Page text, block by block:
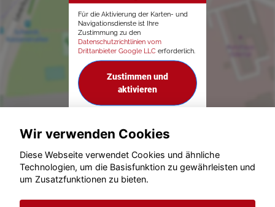
Für die Aktivierung der Karten- und
Navigationsdienste ist Ihre
Zustimmung zu den
Datenschutzrichtlinien vom
Drittanbieter Google LLC erforderlich.
Zustimmen und
aktivieren
© konjunkturmotor.de GmbH 2020 - 2026
Wir verwenden Cookies
Diese Webseite verwendet Cookies und ähnliche
Technologien, um die Basisfunktion zu gewährleisten und
um Zusatzfunktionen zu bieten.